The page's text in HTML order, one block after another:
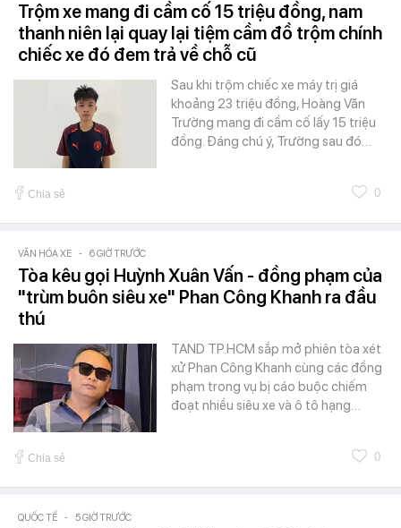
Trộm xe mang đi cầm cố 15 triệu đồng, nam
thanh niên lại quay lại tiệm cầm đồ trộm chính
chiếc xe đó đem trả về chỗ cũ
Sau khi trộm chiếc xe máy trị giá
khoảng 23 triệu đồng, Hoàng Văn
Trường mang đi cầm cố lấy 15 triệu
đồng. Đáng chú ý, Trường sau đó…
Chia sẻ 0
VĂN HÓA XE - 6 GIỜ TRƯỚC
Tòa kêu gọi Huỳnh Xuân Vấn - đồng phạm của
"trùm buôn siêu xe" Phan Công Khanh ra đầu
thú
TAND TP.HCM sắp mở phiên tòa xét
xử Phan Công Khanh cùng các đồng
phạm trong vụ bị cáo buộc chiếm
đoạt nhiều siêu xe và ô tô hạng…
Chia sẻ 0
QUỐC TẾ - 5 GIỜ TRƯỚC